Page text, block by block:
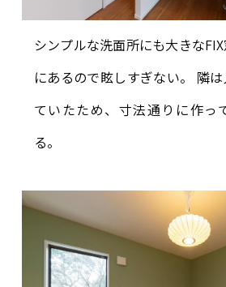
シンプルな洗面所にも大きな
にあるので眩しすぎない。 隣
ていたため、寸法通りに作っ
る。